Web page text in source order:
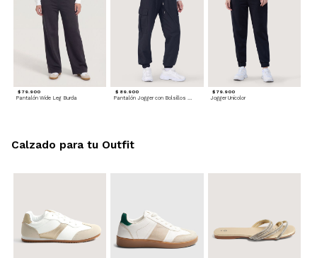
$ 79.900
Pantalón Wide Leg Burda
$ 89.900 $ 79.900
Jogger Unicolor
Calzado para tu Outfit